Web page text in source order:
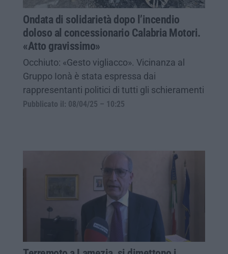
Ondata di solidarietà dopo l’incendio
doloso al concessionario Calabria Motori.
«Atto gravissimo»
Occhiuto: «Gesto vigliacco». Vicinanza al
Gruppo Ionà è stata espressa dai
rappresentanti politici di tutti gli schieramenti
Pubblicato il: 08/04/25 – 10:25